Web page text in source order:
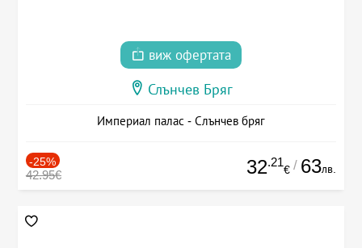
виж офертата
Слънчев Бряг
Империал палас - Слънчев бряг
-25%
42.95€ 32.21
€ / 63лв.